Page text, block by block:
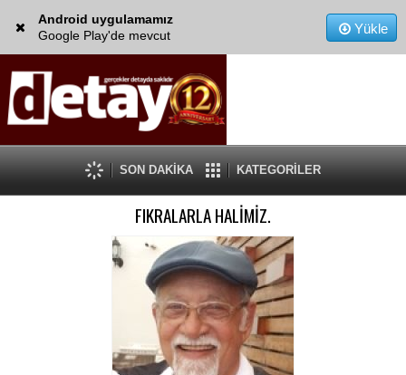
Android uygulamamız
Google Play'de mevcut
Yükle
SON DAKİKA KATEGORİLER
FIKRALARLA HALİMİZ.